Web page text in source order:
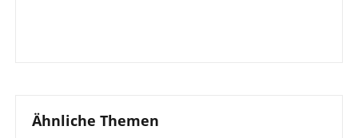
Ähnliche Themen